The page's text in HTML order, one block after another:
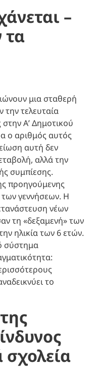
–
τα
μια σταθερή
τελευταία
Α’ Δημοτικού
ο αριθμός αυτός
αυτή δεν
αλλά την
συμπίεσης.
προηγούμενης
των γεννήσεων. Η
νέων
τη «δεξαμενή» των
ηλικία των 6 ετών.
σύστημα
το
σχολεία